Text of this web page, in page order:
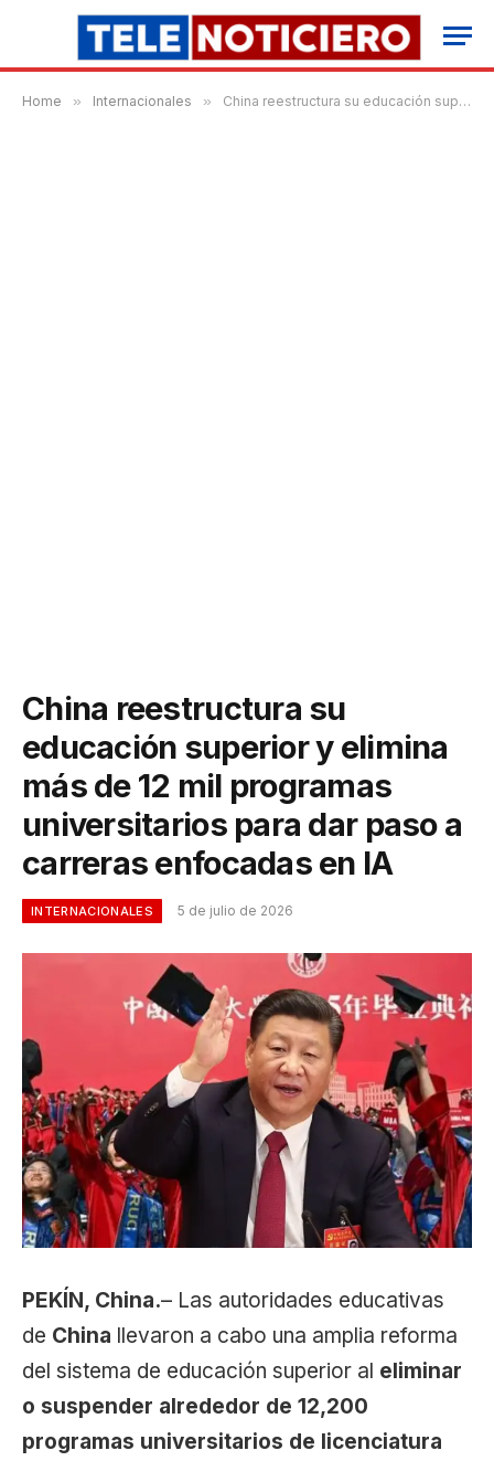
Home » Internacionales » China reestructura su educación superior y elimina más de 12 mil programas universitarios para dar paso a carreras enfocadas en IA
China reestructura su
educación superior y elimina
más de 12 mil programas
universitarios para dar paso a
carreras enfocadas en IA
INTERNACIONALES 5 de julio de 2026
PEKÍN, China.– Las autoridades educativas
de China llevaron a cabo una amplia reforma
del sistema de educación superior al eliminar
o suspender alrededor de 12,200
programas universitarios de licenciatura